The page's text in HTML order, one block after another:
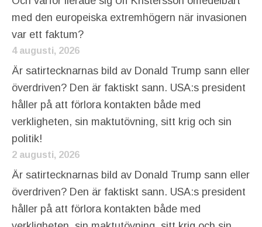
med den europeiska extremhögern när invasionen
var ett faktum?
4 augusti, 2026
Är satirtecknarnas bild av Donald Trump sann eller
överdriven? Den är faktiskt sann. USA:s president
håller på att förlora kontakten både med
verkligheten, sin maktutövning, sitt krig och sin
politik!
2 augusti, 2026
Är satirtecknarnas bild av Donald Trump sann eller
överdriven? Den är faktiskt sann. USA:s president
håller på att förlora kontakten både med